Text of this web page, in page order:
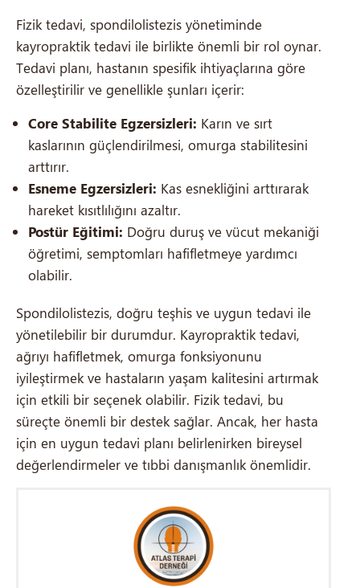
Fizik tedavi, spondilolistezis yönetiminde
kayropraktik tedavi ile birlikte önemli bir rol oynar.
Tedavi planı, hastanın spesifik ihtiyaçlarına göre
özelleştirilir ve genellikle şunları içerir:
Core Stabilite Egzersizleri: Karın ve sırt
kaslarının güçlendirilmesi, omurga stabilitesini
arttırır.
Esneme Egzersizleri: Kas esnekliğini arttırarak
hareket kısıtlılığını azaltır.
Postür Eğitimi: Doğru duruş ve vücut mekaniği
öğretimi, semptomları hafifletmeye yardımcı
olabilir.
Spondilolistezis, doğru teşhis ve uygun tedavi ile
yönetilebilir bir durumdur. Kayropraktik tedavi,
ağrıyı hafifletmek, omurga fonksiyonunu
iyileştirmek ve hastaların yaşam kalitesini artırmak
için etkili bir seçenek olabilir. Fizik tedavi, bu
süreçte önemli bir destek sağlar. Ancak, her hasta
için en uygun tedavi planı belirlenirken bireysel
değerlendirmeler ve tıbbi danışmanlık önemlidir.